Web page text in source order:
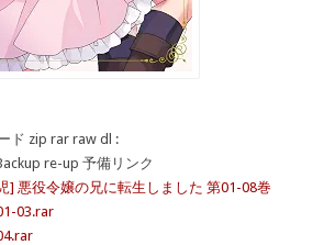
ド zip rar raw dl :
re-up 予備リンク
] 悪役令嬢の兄に転生しました 第01-08巻
03.rar